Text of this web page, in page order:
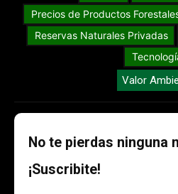
Precios de Productos
Reservas Naturales Privadas
Valor
No te pierdas ninguna
¡Suscribite!